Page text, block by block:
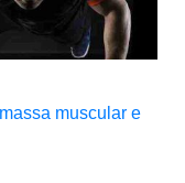
muscular e